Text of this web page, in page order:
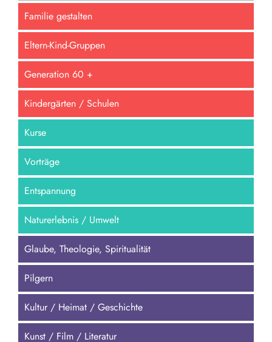
Familie gestalten
Eltern-Kind-Gruppen
Generation 60 +
Kindergärten / Schulen
Kurse
Vorträge
Entspannung
Naturerlebnis / Umwelt
Glaube, Theologie, Spiritualität
Pilgern
Kultur / Heimat / Geschichte
Kunst / Film / Literatur